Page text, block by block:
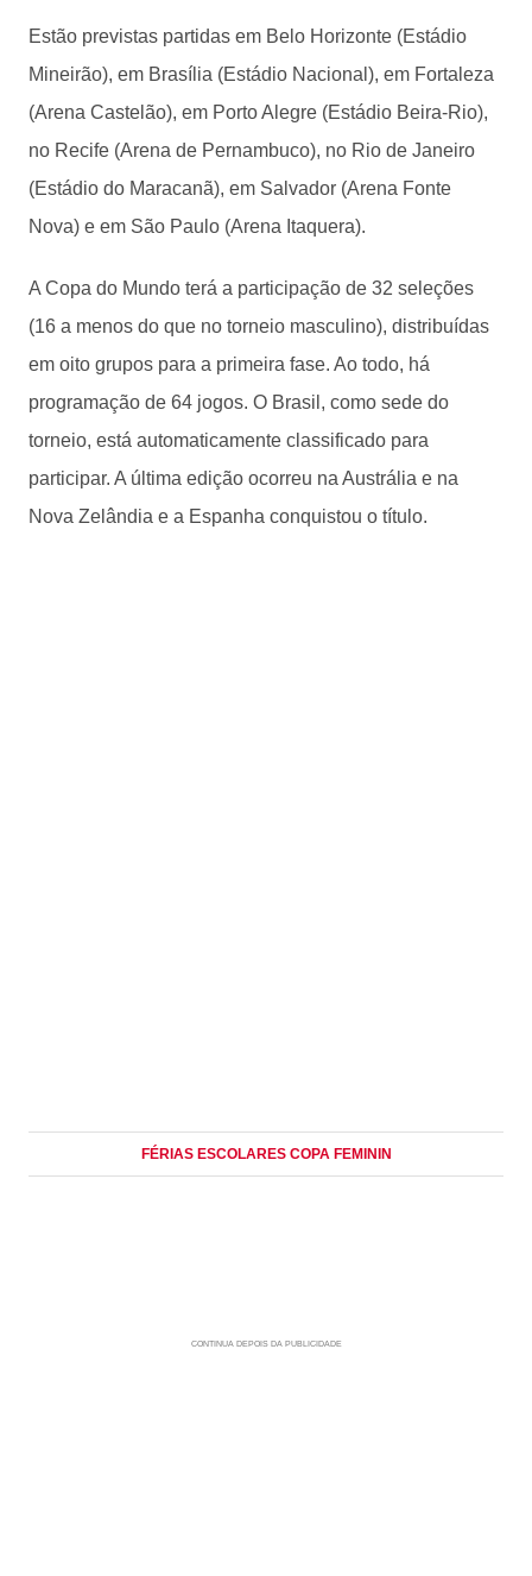
Estão previstas partidas em Belo Horizonte (Estádio
Mineirão), em Brasília (Estádio Nacional), em Fortaleza
(Arena Castelão), em Porto Alegre (Estádio Beira-Rio),
no Recife (Arena de Pernambuco), no Rio de Janeiro
(Estádio do Maracanã), em Salvador (Arena Fonte
Nova) e em São Paulo (Arena Itaquera).
A Copa do Mundo terá a participação de 32 seleções
(16 a menos do que no torneio masculino), distribuídas
em oito grupos para a primeira fase. Ao todo, há
programação de 64 jogos. O Brasil, como sede do
torneio, está automaticamente classificado para
participar. A última edição ocorreu na Austrália e na
Nova Zelândia e a Espanha conquistou o título.
FÉRIAS ESCOLARES COPA FEMININ